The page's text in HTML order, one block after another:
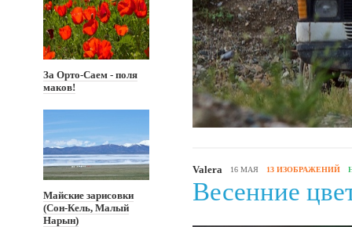
За Орто-Саем - поля
маков!
Майские зарисовки
(Сон-Кель, Малый
Нарын)
Valera 16 МАЯ 13 ИЗОБРАЖЕНИЙ
Весенние